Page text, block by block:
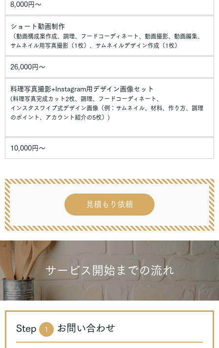
8,000円〜
ショート動画制作
（動画構成案作成、調理、フードコーディネート、動画撮影、動画編集、
サムネイル用写真撮影（1枚）、サムネイルデザイン作成（1枚）
26,000円〜
料理写真撮影+Instagram用デザイン画像セット
(料理写真完成カット2枚、調理、フードコーディネート、
インスタスワイプ式デザイン画像（例：サムネイル、材料、作り方、調理
のポイント、アカウント紹介の5枚）)
10,000円〜
見積もり依頼
サービス開始までの流れ
Step 1 お問い合わせ